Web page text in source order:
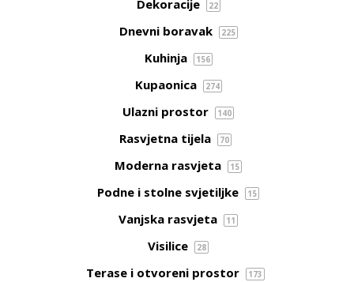
Dekoracije 22
Dnevni boravak 225
Kuhinja 156
Kupaonica 274
Ulazni prostor 140
Rasvjetna tijela 70
Moderna rasvjeta 15
Podne i stolne svjetiljke 15
Vanjska rasvjeta 11
Visilice 28
Terase i otvoreni prostor 173